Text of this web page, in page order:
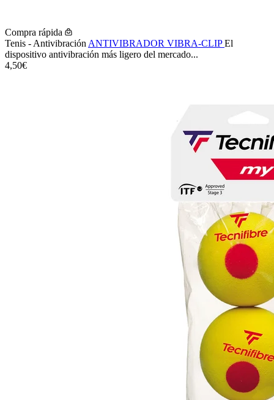
Compra rápida
Tenis - Antivibración ANTIVIBRADOR VIBRA-CLIPEl
dispositivo antivibración más ligero del mercado...
4,50€